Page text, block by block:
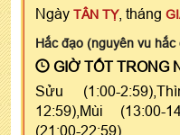
Ngày TÂN TỴ, tháng
Hắc đạo (nguyên vu hắc
GIỜ TỐT TRONG
Sửu (1:00-
12:59),Mùi (13:00-
(21:00-22:59)